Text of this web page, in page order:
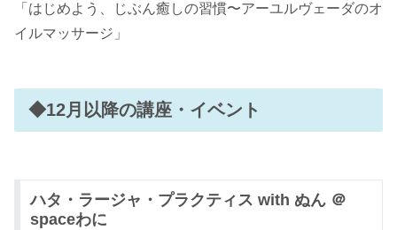
「はじめよう、じぶん癒しの習慣〜アーユルヴェーダのオ
イルマッサージ」
◆12月以降の講座・イベント
ハタ・ラージャ・プラクティス with ぬん ＠
spaceわに